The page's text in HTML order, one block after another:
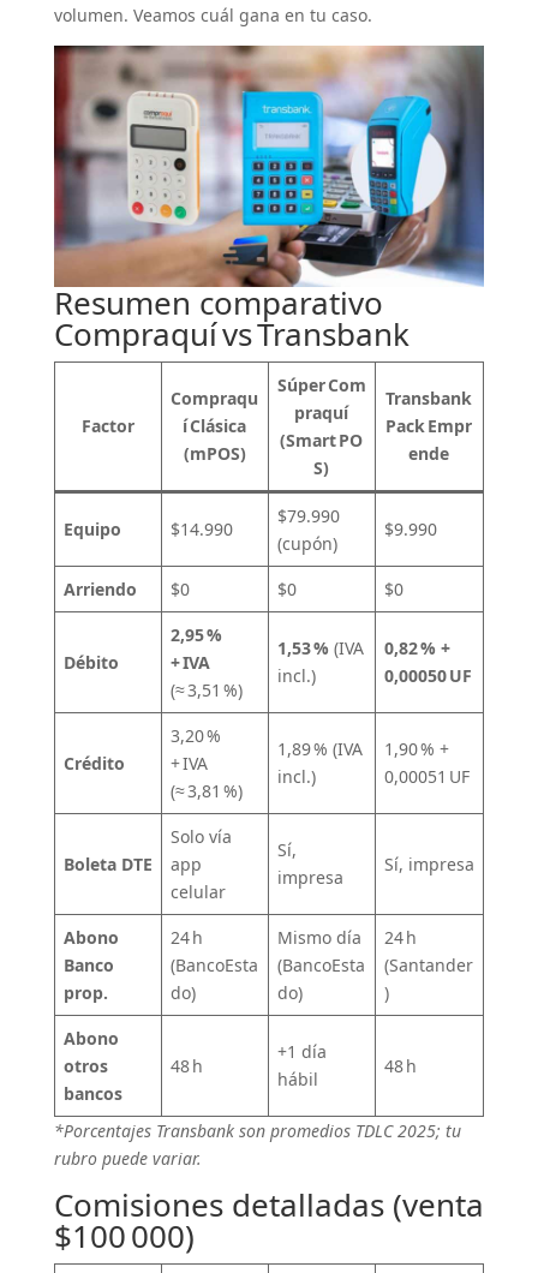
volumen. Veamos cuál gana en tu caso.
Resumen comparativo
Compraquí vs Transbank
Factor
Compraqu
í Clásica
(mPOS)
Súper Com
praquí
(Smart PO
S)
Transbank
Pack Empr
ende
Equipo $14.990
$79.990
(cupón)
$9.990
Arriendo $0 $0 $0
Débito
2,95 %
+ IVA
(≈ 3,51 %)
1,53 %(IVA
incl.)
0,82 % +
0,00050 UF
Crédito
3,20 %
+ IVA
(≈ 3,81 %)
1,89 % (IVA
incl.)
1,90 % +
0,00051 UF
Boleta DTE
Solo vía
app
celular
Sí,
impresa
Sí, impresa
Abono
Banco
prop.
24 h
(BancoEsta
do)
Mismo día
(BancoEsta
do)
24 h
(Santander
)
Abono
otros
bancos
48 h
+1 día
hábil
48 h
*Porcentajes Transbank son promedios TDLC 2025; tu
rubro puede variar.
Comisiones detalladas (venta
$100 000)